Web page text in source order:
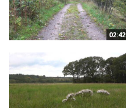
02:42